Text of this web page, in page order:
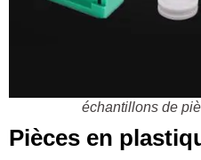
échantillons de
Pièces en